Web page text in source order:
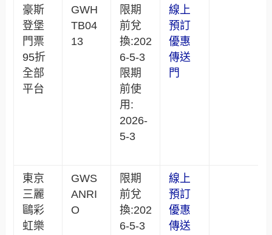
豪斯
登堡
門票
95折
全部
平台
GWH
TB04
13
限期
前兌
換:202
6-5-3
限期
前使
用:
2026-
5-3
線上
預訂
優惠
傳送
門
東京
三麗
鷗彩
虹樂
GWS
ANRI
O
限期
前兌
換:202
6-5-3
線上
預訂
優惠
傳送